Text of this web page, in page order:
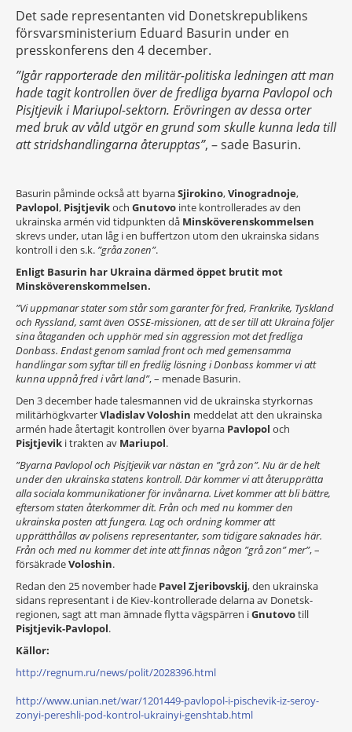
Det sade representanten vid Donetskrepublikens
försvarsministerium Eduard Basurin under en
presskonferens den 4 december.
”Igår rapporterade den militär-politiska ledningen att man
hade tagit kontrollen över de fredliga byarna Pavlopol och
Pisjtjevik i Mariupol-sektorn. Erövringen av dessa orter
med bruk av våld utgör en grund som skulle kunna leda till
att stridshandlingarna återupptas”, – sade Basurin.
Basurin påminde också att byarnaSjirokino,Vinogradnoje,
Pavlopol, Pisjtjevikoch Gnutovo inte kontrollerades av den
ukrainska armén vid tidpunkten då Minsköverenskommelsen
skrevs under, utan låg i en buffertzon utom den ukrainska sidans
kontroll i den s.k. ”gråa zonen”.
Enligt Basurin har Ukraina därmed öppet brutit mot
Minsköverenskommelsen.
”Vi uppmanar stater som står som garanter för fred, Frankrike, Tyskland
och Ryssland, samt även OSSE-missionen, att de ser till att Ukraina följer
sina åtaganden och upphör med sin aggression mot det fredliga
Donbass. Endast genom samlad front och med gemensamma
handlingar som syftar till en fredlig lösning i Donbass kommer vi att
kunna uppnå fred i vårt land”, – menade Basurin.
Den 3 december hade talesmannen vid de ukrainska styrkornas
militärhögkvarterVladislav Voloshin meddelat att den ukrainska
armén hade återtagit kontrollen över byarna Pavlopol och
Pisjtjevik i trakten av Mariupol.
”Byarna Pavlopol och Pisjtjevik var nästan en ”grå zon”. Nu är de helt
under den ukrainska statens kontroll. Där kommer vi att återupprätta
alla sociala kommunikationer för invånarna. Livet kommer att bli bättre,
eftersom staten återkommer dit. Från och med nu kommer den
ukrainska posten att fungera. Lag och ordning kommer att
upprätthållas av polisens representanter, som tidigare saknades här.
Från och med nu kommer det inte att finnas någon ”grå zon” mer”, –
försäkradeVoloshin.
Redan den 25 november hade Pavel Zjeribovskij, den ukrainska
sidans representant i de Kiev-kontrollerade delarna av Donetsk-
regionen, sagt att man ämnade flytta vägspärren iGnutovotill
Pisjtjevik-Pavlopol.
Källor:
http://regnum.ru/news/polit/2028396.html
http://www.unian.net/war/1201449-pavlopol-i-pischevik-iz-seroy-
zonyi-pereshli-pod-kontrol-ukrainyi-genshtab.html